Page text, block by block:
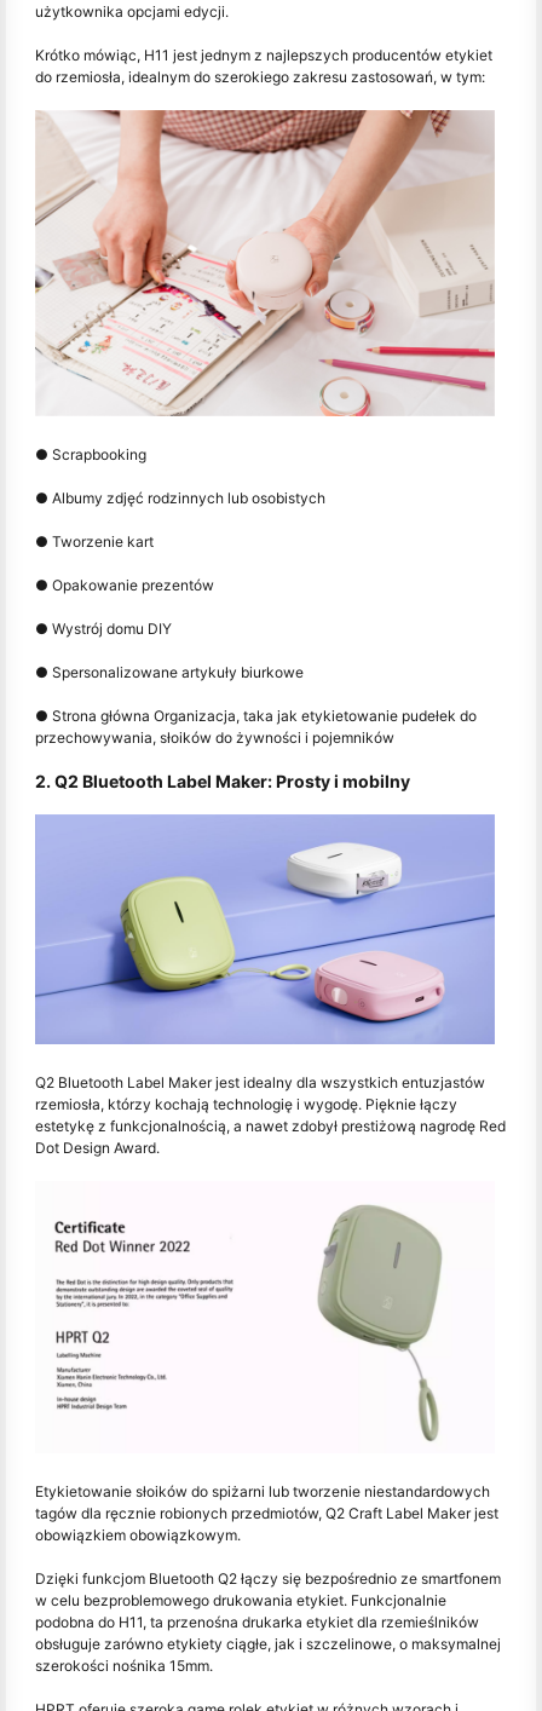
użytkownika opcjami edycji.
Krótko mówiąc, H11 jest jednym z najlepszych producentów etykiet
do rzemiosła, idealnym do szerokiego zakresu zastosowań, w tym:
● Scrapbooking
● Albumy zdjęć rodzinnych lub osobistych
● Tworzenie kart
● Opakowanie prezentów
● Wystrój domu DIY
● Spersonalizowane artykuły biurkowe
● Strona główna Organizacja, taka jak etykietowanie pudełek do
przechowywania, słoików do żywności i pojemników
2. Q2 Bluetooth Label Maker: Prosty i mobilny
Q2 Bluetooth Label Maker jest idealny dla wszystkich entuzjastów
rzemiosła, którzy kochają technologię i wygodę. Pięknie łączy
estetykę z funkcjonalnością, a nawet zdobył prestiżową nagrodę Red
Dot Design Award.
Etykietowanie słoików do spiżarni lub tworzenie niestandardowych
tagów dla ręcznie robionych przedmiotów, Q2 Craft Label Maker jest
obowiązkiem obowiązkowym.
Dzięki funkcjom Bluetooth Q2 łączy się bezpośrednio ze smartfonem
w celu bezproblemowego drukowania etykiet. Funkcjonalnie
podobna do H11, ta przenośna drukarka etykiet dla rzemieślników
obsługuje zarówno etykiety ciągłe, jak i szczelinowe, o maksymalnej
szerokości nośnika 15mm.